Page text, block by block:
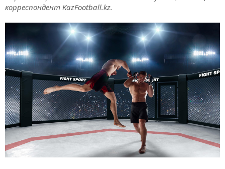
корреспондент KazFootball.kz.